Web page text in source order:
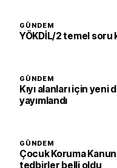
GÜNDEM
YÖKDİL/2 temel soru
GÜNDEM
Kıyı alanları için
yayımlandı
GÜNDEM
Çocuk Koruma
tedbirler belli oldu